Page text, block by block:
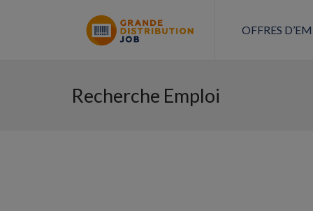
OFFRES
Recherche Emploi